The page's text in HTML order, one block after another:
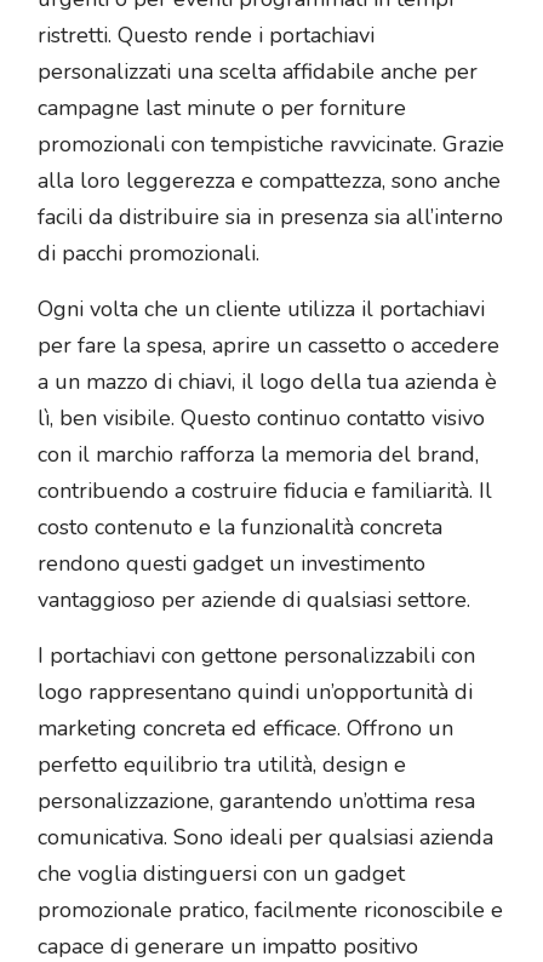
ristretti. Questo rende i portachiavi
personalizzati una scelta affidabile anche per
campagne last minute o per forniture
promozionali con tempistiche ravvicinate. Grazie
alla loro leggerezza e compattezza, sono anche
facili da distribuire sia in presenza sia all’interno
di pacchi promozionali.
Ogni volta che un cliente utilizza il portachiavi
per fare la spesa, aprire un cassetto o accedere
a un mazzo di chiavi, il logo della tua azienda è
lì, ben visibile. Questo continuo contatto visivo
con il marchio rafforza la memoria del brand,
contribuendo a costruire fiducia e familiarità. Il
costo contenuto e la funzionalità concreta
rendono questi gadget un investimento
vantaggioso per aziende di qualsiasi settore.
I portachiavi con gettone personalizzabili con
logo rappresentano quindi un’opportunità di
marketing concreta ed efficace. Offrono un
perfetto equilibrio tra utilità, design e
personalizzazione, garantendo un’ottima resa
comunicativa. Sono ideali per qualsiasi azienda
che voglia distinguersi con un gadget
promozionale pratico, facilmente riconoscibile e
capace di generare un impatto positivo